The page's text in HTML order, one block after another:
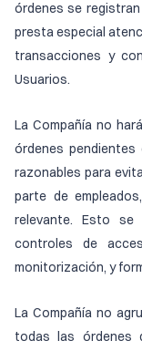
órdenes se
presta especial
transacciones y
Usuarios.
La Compañía no
órdenes
razonables para
parte de
relevante. Esto se
controles de
monitorización, y
La Compañía no
todas las órdenes